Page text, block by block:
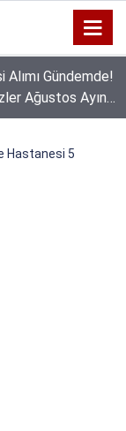
Gündemde!
Ağustos Ayına
Hastanesi 5